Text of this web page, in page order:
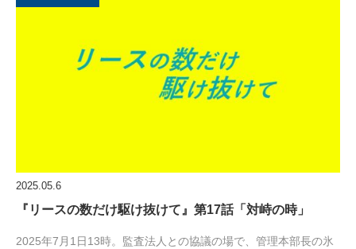
2025.05.6
『リースの数だけ駆け抜けて』第17話「対峙の時」
2025年7月1日13時。監査法人との協議の場で、管理本部長の氷